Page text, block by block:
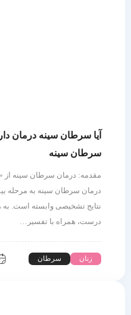
آیا سرطان سینه درمان
سرطان سینه
مقدمه: درمان سرطان سینه از
درمان سرطان سینه به مرحله
نتایج تشخیصی وابسته است. به
درست، همراه با تفسیر…
زنان سرطان